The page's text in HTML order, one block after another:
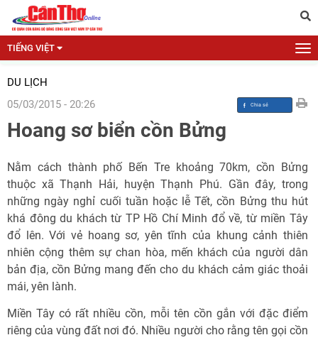
TIẾNG VIỆT
DU LỊCH
05/03/2015 - 20:26
Hoang sơ biển cồn Bửng
Nằm cách thành phố Bến Tre khoảng 70km, cồn Bửng
thuộc xã Thạnh Hải, huyện Thạnh Phú. Gần đây, trong
những ngày nghỉ cuối tuần hoặc lễ Tết, cồn Bửng thu hút
khá đông du khách từ TP Hồ Chí Minh đổ về, từ miền Tây
đổ lên. Với vẻ hoang sơ, yên tĩnh của khung cảnh thiên
nhiên cộng thêm sự chan hòa, mến khách của người dân
bản địa, cồn Bửng mang đến cho du khách cảm giác thoải
mái, yên lành.
Miền Tây có rất nhiều cồn, mỗi tên cồn gắn với đặc điểm
riêng của vùng đất nơi đó. Nhiều người cho rằng tên gọi cồn